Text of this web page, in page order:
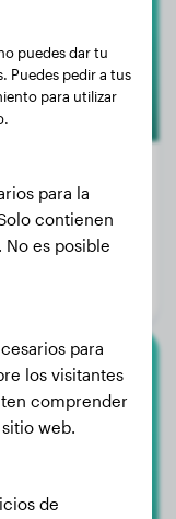
21 kg
4 años, 5 meses
puedes dar tu
Puedes pedir a tus
para utilizar
para la
contienen
es posible
para
los visitantes
comprender
web.
de